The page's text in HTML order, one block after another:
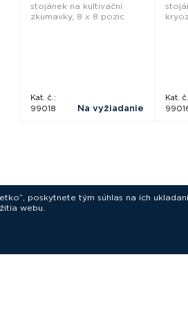
stojánek na kultivační
zkumavky, 8 x 8 pozic
Kat. č.:
99018
Na vyžiadanie
Kat.
poskytnete tým súhlas na ich
webu.